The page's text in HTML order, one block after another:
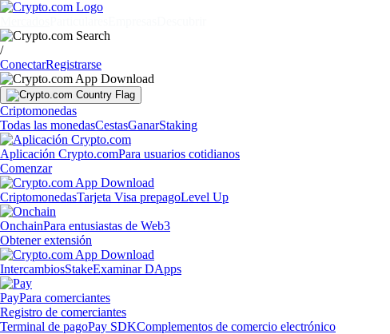
/
ConectarRegistrarse
Criptomonedas
Todas las monedasCestasGanarStaking
Aplicación Crypto.comPara usuarios cotidianos
Comenzar
CriptomonedasTarjeta Visa prepagoLevel Up
OnchainPara entusiastas de Web3
Obtener extensión
IntercambiosStakeExaminar DApps
PayPara comerciantes
Registro de comerciantes
Terminal de pagoPay SDKComplementos de comercio electrónico